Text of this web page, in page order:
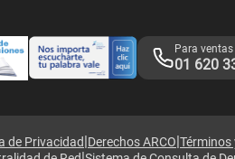
Para
01 620
de Privacidad|Derechos ARCO|Términos